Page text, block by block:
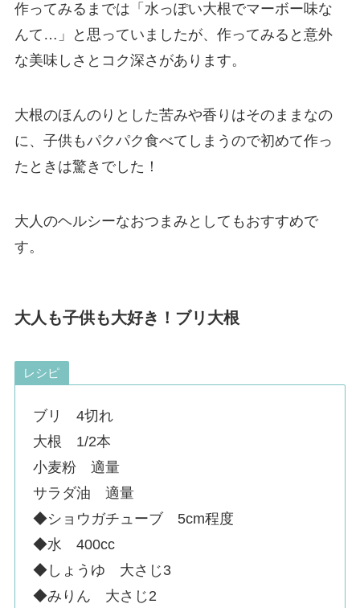
作ってみるまでは「水っぽい大根でマーボー味な
んて…」と思っていましたが、作ってみると意外
な美味しさとコク深さがあります。
大根のほんのりとした苦みや香りはそのままなの
に、子供もパクパク食べてしまうので初めて作っ
たときは驚きでした！
大人のヘルシーなおつまみとしてもおすすめで
す。
大人も子供も大好き！ブリ大根
レシピ
ブリ 4切れ
大根 1/2本
小麦粉 適量
サラダ油 適量
◆ショウガチューブ 5cm程度
◆水 400cc
◆しょうゆ 大さじ3
◆みりん 大さじ2